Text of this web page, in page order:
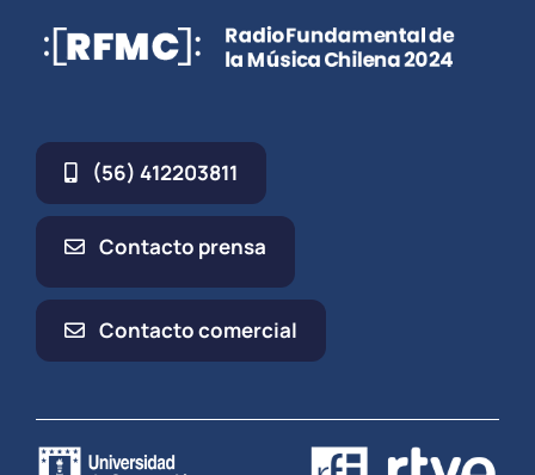
(56) 412203811
Contacto prensa
Contacto comercial